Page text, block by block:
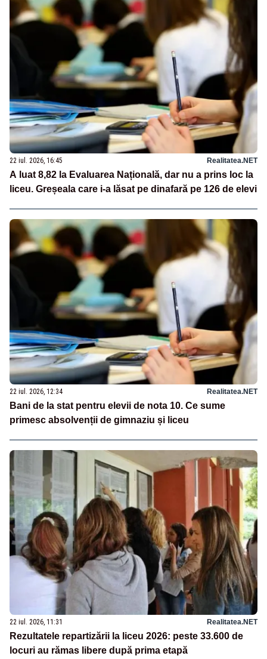
22 iul. 2026, 16:45 Realitatea.NET
A luat 8,82 la Evaluarea Națională, dar nu a prins loc la
liceu. Greșeala care i-a lăsat pe dinafară pe 126 de elevi
22 iul. 2026, 12:34 Realitatea.NET
Bani de la stat pentru elevii de nota 10. Ce sume
primesc absolvenții de gimnaziu și liceu
22 iul. 2026, 11:31 Realitatea.NET
Rezultatele repartizării la liceu 2026: peste 33.600 de
locuri au rămas libere după prima etapă